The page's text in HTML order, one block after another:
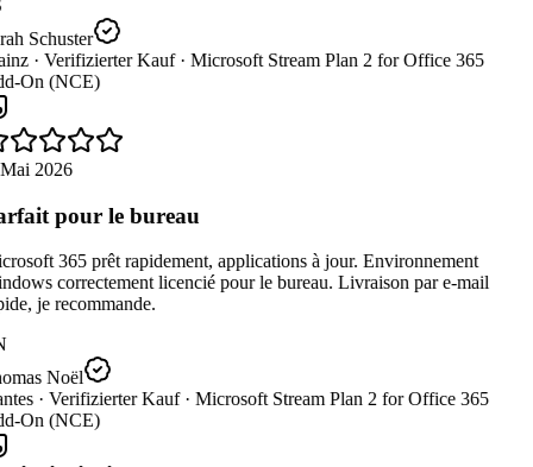
Schuster
· Verifizierter Kauf · Microsoft Stream Plan 2 for Office 365
On (NCE)
2026
pour le bureau
365 prêt rapidement, applications à jour. Environnement
correctement licencié pour le bureau. Livraison par e-mail
je recommande.
Noël
· Verifizierter Kauf · Microsoft Stream Plan 2 for Office 365
On (NCE)